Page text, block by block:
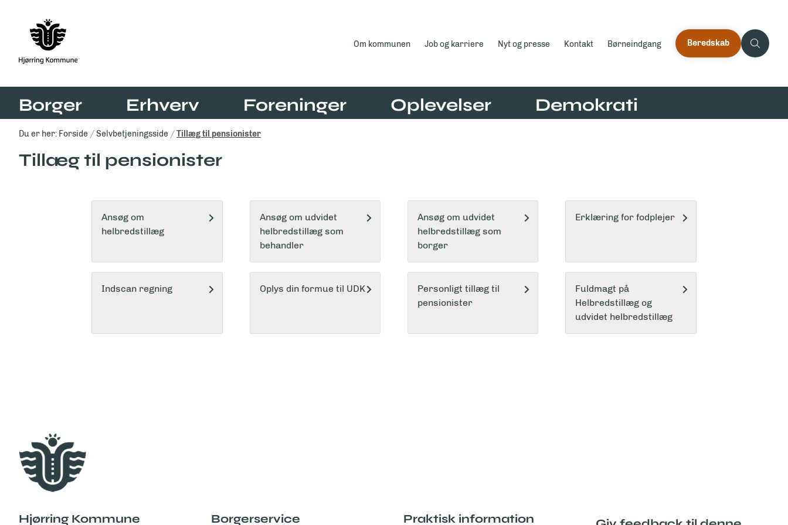
Om kommunen Job og karriere Nyt og presse Kontakt Børneindgang Beredskab
Borger Erhverv Foreninger Oplevelser Demokrati
Du er her: Forside Selvbetjeningsside Tillæg til pensionister
Tillæg til pensionister
Ansøg om
helbredstillæg
Ansøg om udvidet
helbredstillæg som
behandler
Ansøg om udvidet
helbredstillæg som
borger
Erklæring for fodplejer
Indscan regning Oplys din formue til UDK
Personligt tillæg til
pensionister
Fuldmagt på
Helbredstillæg og
udvidet helbredstillæg
Hjørring Kommune Borgerservice Praktisk information